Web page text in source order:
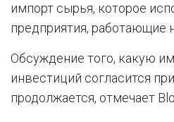
импорт сырья, которое
предприятия, работающие
Обсуждение того, какую
инвестиций согласится
продолжается, отмечает